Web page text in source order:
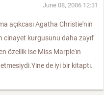
June 08, 2006 12:31
açıkcası Agatha Christie'nin
cinayet kurgusunu daha zayıf
özellik ise Miss Marple'ın
de iyi bir kitaptı.